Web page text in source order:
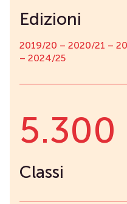
Edizioni
2019/20 – 2020/21 –
– 2024/25
5.300
Classi